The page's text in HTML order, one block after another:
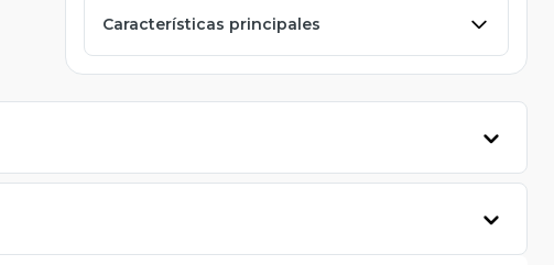
Características principales